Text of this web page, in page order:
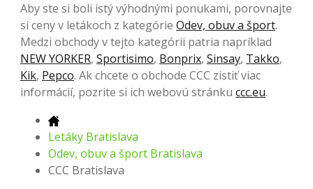
Aby ste si boli istý výhodnými ponukami, porovnajte
si ceny v letákoch z kategórie Odev, obuv a šport.
Medzi obchody v tejto kategórii patria napríklad
NEW YORKER, Sportisimo, Bonprix, Sinsay, Takko,
Kik, Pepco. Ak chcete o obchode CCC zistiť viac
informácií, pozrite si ich webovú stránku ccc.eu.
Letáky Bratislava
Odev, obuv a šport Bratislava
CCC Bratislava